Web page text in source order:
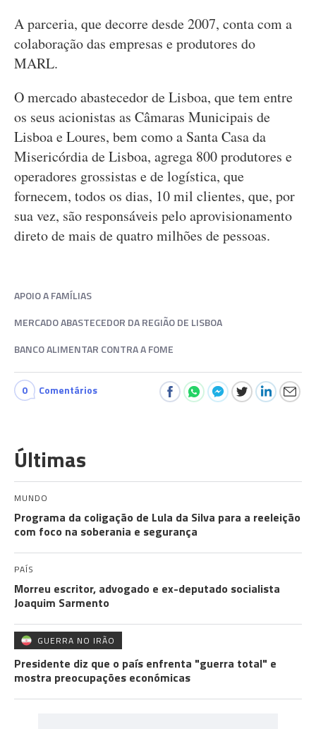
A parceria, que decorre desde 2007, conta com a
colaboração das empresas e produtores do
MARL.
O mercado abastecedor de Lisboa, que tem entre
os seus acionistas as Câmaras Municipais de
Lisboa e Loures, bem como a Santa Casa da
Misericórdia de Lisboa, agrega 800 produtores e
operadores grossistas e de logística, que
fornecem, todos os dias, 10 mil clientes, que, por
sua vez, são responsáveis pelo aprovisionamento
direto de mais de quatro milhões de pessoas.
APOIO A FAMÍLIAS
MERCADO ABASTECEDOR DA REGIÃO DE LISBOA
BANCO ALIMENTAR CONTRA A FOME
0 Comentários
Últimas
MUNDO
Programa da coligação de Lula da Silva para a reeleição
com foco na soberania e segurança
PAÍS
Morreu escritor, advogado e ex-deputado socialista
Joaquim Sarmento
GUERRA NO IRÃO
Presidente diz que o país enfrenta "guerra total" e
mostra preocupações económicas